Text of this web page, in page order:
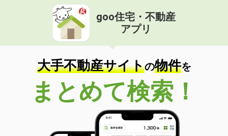
goo住宅・不動産
アプリ
大手不動産サイトの物件を
まとめて検索！